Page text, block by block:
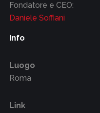
Fondatore e CEO:
Daniele Soffiani
Info
Luogo
Roma
Link